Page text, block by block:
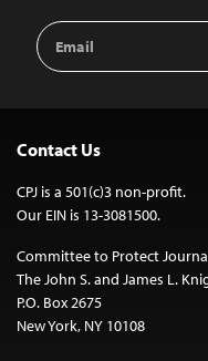
Email
Address
Contact Us
CPJ is a 501(c)3 non-profit.
Our EIN is 13-3081500.
Committee to Protect
The John S. and James L.
P.O. Box 2675
New York, NY 10108